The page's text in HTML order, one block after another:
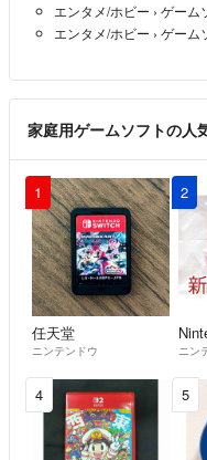
エンタメ/ホビー › ゲーム
エンタメ/ホビー › ゲーム
家庭用ゲームソフトの人
1
任天堂
ニンテンドウ
2
ニン
4 5